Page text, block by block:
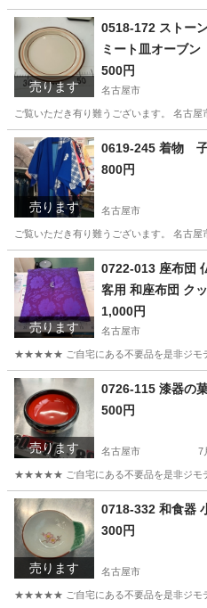
愛知 名古屋市 星の
売ります
0518-172 ストー
ミート皿オーブン
500円
名古屋市
ご覧いただき有り難うございます。 名古
愛知 名古屋市 生活雑貨 リユ
売ります
0619-245 着物
800円
名古屋市
ご覧いただき有り難うございます。 名古
愛知 名古屋市 リユース
売ります
0722-013 座布団
客用 和座布団 ク
1,000円
名古屋市
★★★★★ ご自宅にある不要品を是非ジモテ
愛知 名古屋市 ファブリック、カ
売ります
0726-115 漆器の
500円
名古屋市 7
★★★★★ ご自宅にある不要品を是非ジモテ
愛知 名古屋市 漆器
売ります
0718-332 和食器
300円
名古屋市
★★★★★ ご自宅にある不要品を是非ジモテ